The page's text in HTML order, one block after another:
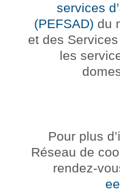
services
(PEFSAD) du
et des
les
Pour plus
Réseau de
rendez-